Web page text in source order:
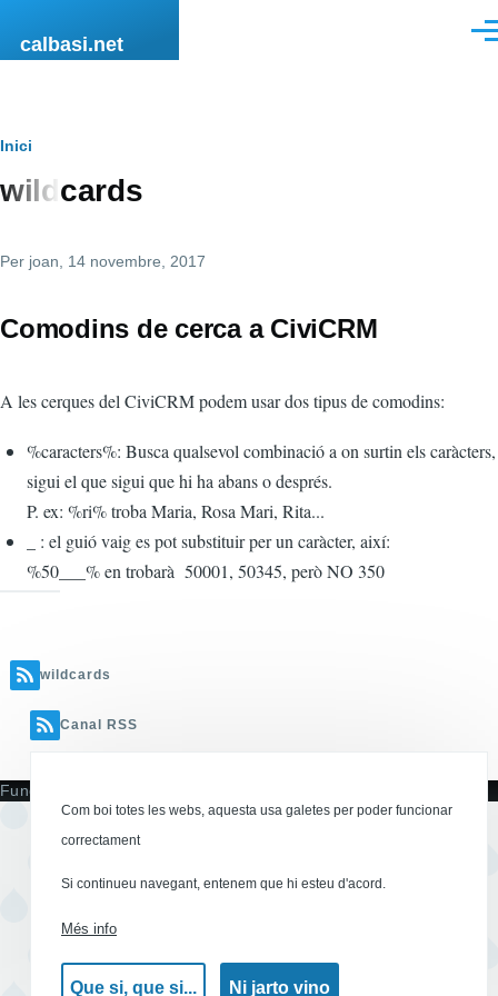
calbasi.net
Fil
d'ariadna
Inici
wildcards
Per joan , 14 novembre, 2017
Comodins de cerca a CiviCRM
A les cerques del CiviCRM podem usar dos tipus de comodins:
%caracters%: Busca qualsevol combinació a on surtin els caràcters,
sigui el que sigui que hi ha abans o després.
P. ex: %ri% troba Maria, Rosa Mari, Rita...
_ : el guió vaig es pot substituir per un caràcter, així:
%50___% en trobarà 50001, 50345, però NO 350
wildcards
Canal RSS
Funciona amb
Com boi totes les webs, aquesta usa galetes per poder funcionar
correctament
Si continueu navegant, entenem que hi esteu d'acord.
Més info
Que si, que si... Ni jarto vino